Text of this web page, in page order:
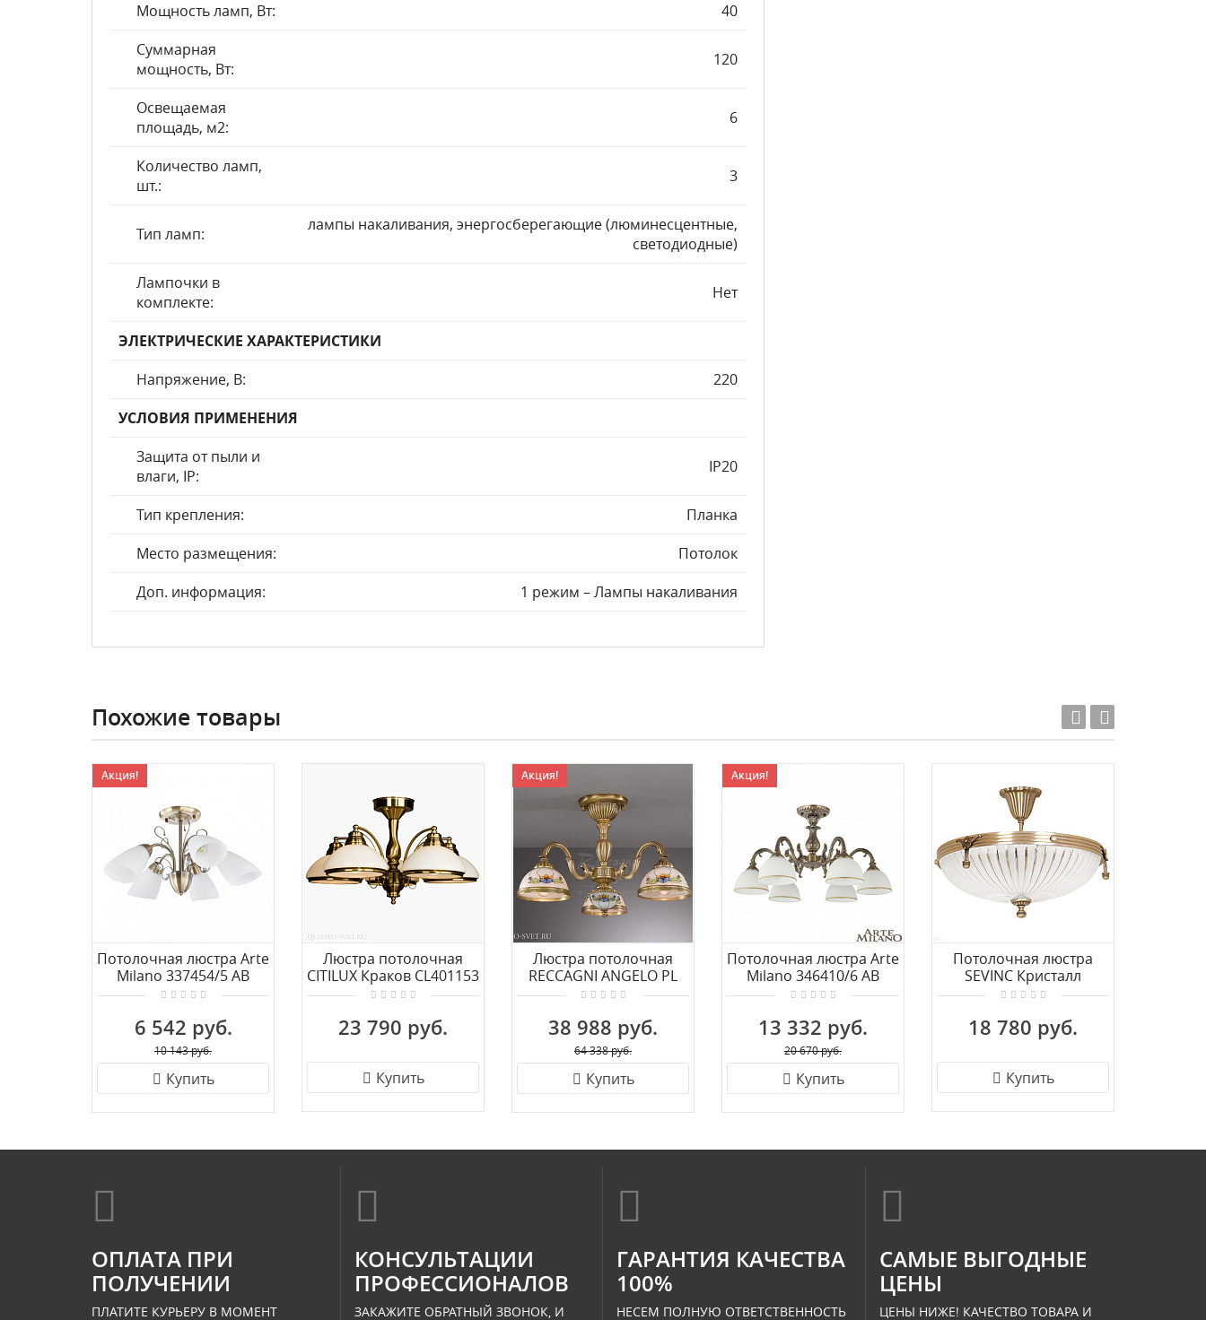
Мощность ламп, Вт:
40
Суммарная
мощность, Вт:
120
Освещаемая
площадь, м2:
6
Количество ламп,
шт.:
3
Тип ламп:
лампы накаливания, энергосберегающие (люминесцентные,
светодиодные)
Лампочки в
комплекте:
Нет
ЭЛЕКТРИЧЕСКИЕ ХАРАКТЕРИСТИКИ
Напряжение, В:
220
УСЛОВИЯ ПРИМЕНЕНИЯ
Защита от пыли и
влаги, IP:
IP20
Тип крепления:
Планка
Место размещения:
Потолок
Доп. информация:
1 режим – Лампы накаливания
Похожие товары
Акция!
Потолочная люстра Arte
Milano 337454/5 AB
6 542 руб.
10 143 руб.
Купить
Люстра потолочная
CITILUX Краков CL401153
23 790 руб.
Купить
Акция!
Люстра потолочная
RECCAGNI ANGELO PL
9420/6
38 988 руб.
64 338 руб.
Купить
Акция!
Потолочная люстра Arte
Milano 346410/6 AB
13 332 руб.
20 670 руб.
Купить
Потолочная люстра
SEVINC Кристалл
классика 2067/O.К.Т
18 780 руб.
Купить
ОПЛАТА ПРИ
ПОЛУЧЕНИИ
ПЛАТИТЕ КУРЬЕРУ В МОМЕНТ
КОНСУЛЬТАЦИИ
ПРОФЕССИОНАЛОВ
ЗАКАЖИТЕ ОБРАТНЫЙ ЗВОНОК, И
ГАРАНТИЯ КАЧЕСТВА
100%
НЕСЕМ ПОЛНУЮ ОТВЕТСТВЕННОСТЬ
САМЫЕ ВЫГОДНЫЕ
ЦЕНЫ
ЦЕНЫ НИЖЕ! КАЧЕСТВО ТОВАРА И